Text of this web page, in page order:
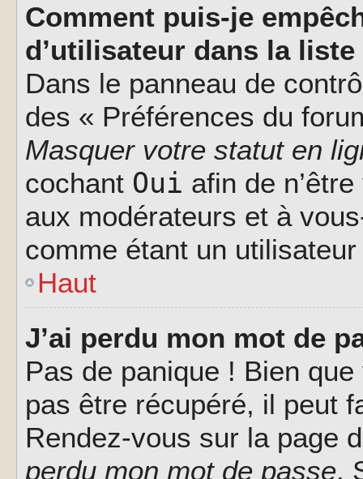
Comment puis-je
d’utilisateur dans la
Dans le panneau de
des « Préférences du
Masquer votre statut en
cochant Oui afin de
aux modérateurs et à
comme étant un
Haut
J’ai perdu mon mot de
Pas de panique ! Bien
pas être récupéré, il peut
Rendez-vous sur la page
perdu mon mot de passe.